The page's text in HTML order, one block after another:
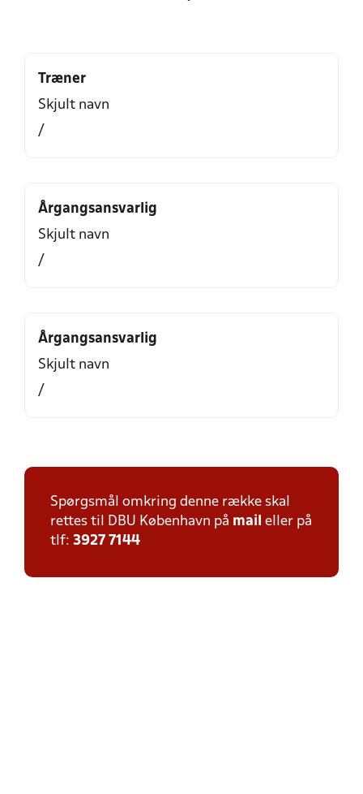
Træner
Skjult navn
/
Årgangsansvarlig
Skjult navn
/
Årgangsansvarlig
Skjult navn
/
Spørgsmål omkring denne række skal
rettes til DBU København på mail eller på
tlf: 3927 7144